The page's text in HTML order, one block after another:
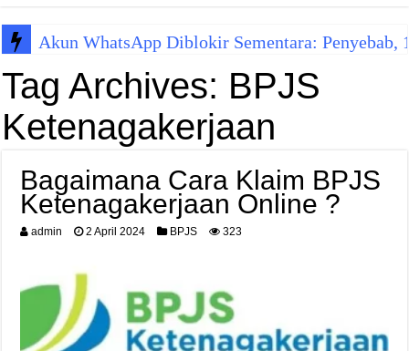
Akun WhatsApp Diblokir Sementara:
Tag Archives: BPJS
Ketenagakerjaan
Bagaimana Cara Klaim BPJS
Ketenagakerjaan Online ?
admin 2 April 2024 BPJS 323